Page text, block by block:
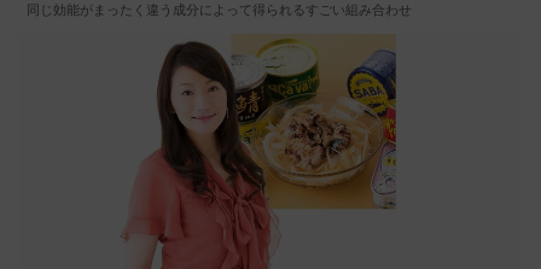
同じ効能がまったく違う成分によって得られるすごい組み合わせ